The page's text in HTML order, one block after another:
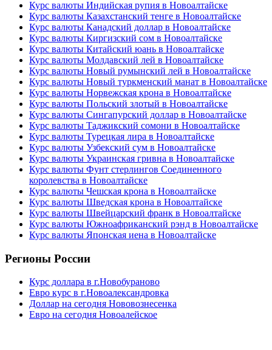
Курс валюты Индийская рупия в Новоалтайске
Курс валюты Казахстанский тенге в Новоалтайске
Курс валюты Канадский доллар в Новоалтайске
Курс валюты Киргизский сом в Новоалтайске
Курс валюты Китайский юань в Новоалтайске
Курс валюты Молдавский лей в Новоалтайске
Курс валюты Новый румынский лей в Новоалтайске
Курс валюты Новый туркменский манат в Новоалтайске
Курс валюты Норвежская крона в Новоалтайске
Курс валюты Польский злотый в Новоалтайске
Курс валюты Сингапурский доллар в Новоалтайске
Курс валюты Таджикский сомони в Новоалтайске
Курс валюты Турецкая лира в Новоалтайске
Курс валюты Узбекский сум в Новоалтайске
Курс валюты Украинская гривна в Новоалтайске
Курс валюты Фунт стерлингов Соединенного
королевства в Новоалтайске
Курс валюты Чешская крона в Новоалтайске
Курс валюты Шведская крона в Новоалтайске
Курс валюты Швейцарский франк в Новоалтайске
Курс валюты Южноафриканский рэнд в Новоалтайске
Курс валюты Японская иена в Новоалтайске
Регионы России
Курс доллара в г.Новобураново
Евро курс в г.Новоалександровка
Доллар на сегодня Нововознесенка
Евро на сегодня Новоалейское